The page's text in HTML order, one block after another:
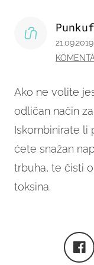
Ako ne volite
odličan način
Iskombinirate li
ćete snažan
trbuha, te čisti
toksina.